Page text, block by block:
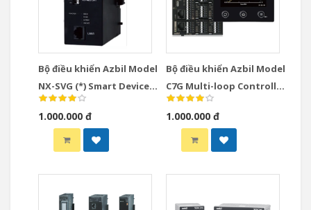
Bộ điều khiển Azbil Model
NX-SVG (*) Smart Device
Gateway
1.000.000 đ
Bộ điều khiển Azbil Model
C7G Multi-loop Controller
with Multifunction
Display Model
1.000.000 đ